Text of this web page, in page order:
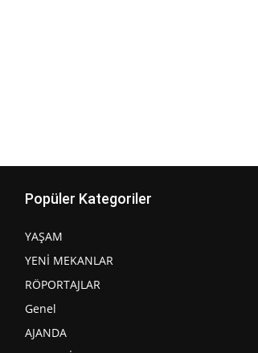
Popüler Kategoriler
YAŞAM
YENİ MEKANLAR
RÖPORTAJLAR
Genel
AJANDA